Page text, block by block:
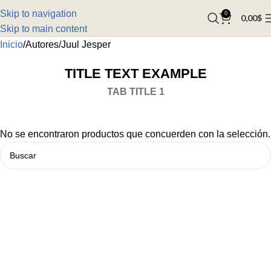
Skip to navigation
Skip to main content
0 0,00$
Inicio Autores Juul Jesper
TITLE TEXT EXAMPLE
TAB TITLE 1
No se encontraron productos que concuerden con la selección.